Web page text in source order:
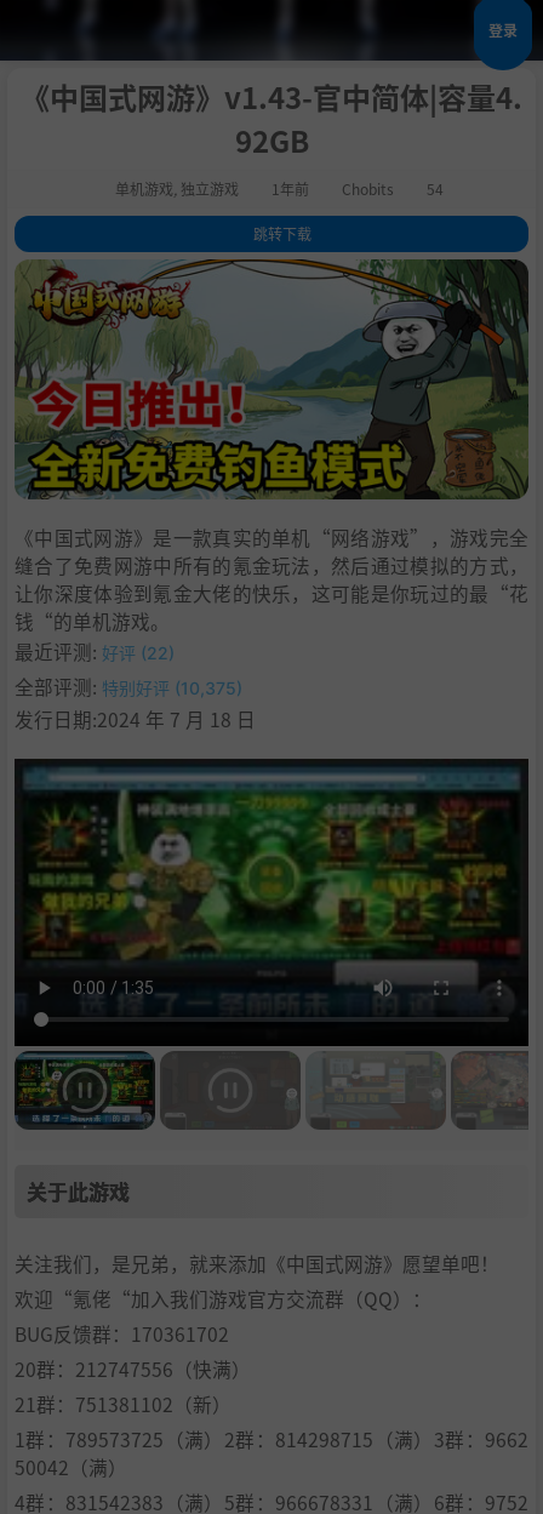
登录
《中国式网游》v1.43-官中简体|容量4.
92GB
单机游戏 独立游戏 1年前 Chobits 54
跳转下载
1.关于此游戏
2.大家好，我是《中国式网游》的开发者 涛，游戏在2018年就已经立项
了。游戏全部的策划-程序-极其简单的美术等杂七杂八的工作，均由我一个
人业余时间独立完成，历经5年时间，现在终于到了能和玩家见面的时候。
在这里，你会看到很多有着回忆杀的经典梗；在这里，你无需花真金白银就
能体验网游氪金带来的乐趣；在这里，你能享受经典网游玩法，也能无痛体
验氪金乐趣，每一次行为都是人生的转折点，也许，你上瘾的从来都不是游
戏；最终，在现实和虚拟的思维斗争下，你也会看清国产网游的本质，认识
国产网游的套路。 个人提示：游戏可能会存在很多“烂梗”、甚至出现很多
BUG（当然我会积极修复）、甚至也会有人吐槽美术画风不好等等（因为我
不是美术出身）~希望玩家老爷轻喷！海涵！
4 . 支持作者
. 学习
《中国式网游》是一款真实的单机“网络游戏”，游戏完全
缝合了免费网游中所有的氪金玩法，然后通过模拟的方式，
让你深度体验到氪金大佬的快乐，这可能是你玩过的最“花
钱“的单机游戏。
最近评测: 好评 (22)
全部评测: 特别好评 (10,375)
发行日期:2024 年 7 月 18 日
关于此游戏
关注我们，是兄弟，就来添加《中国式网游》愿望单吧！
欢迎“氪佬“加入我们游戏官方交流群（QQ）：
BUG反馈群：170361702
20群：212747556（快满）
21群：751381102（新）
1群：789573725（满）2群：814298715（满）3群：9662
50042（满）
4群：831542383（满）5群：966678331（满）6群：9752